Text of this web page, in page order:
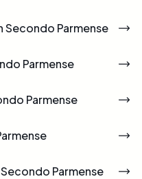
Secondo Parmense
Parmense
Parmense
Parmense